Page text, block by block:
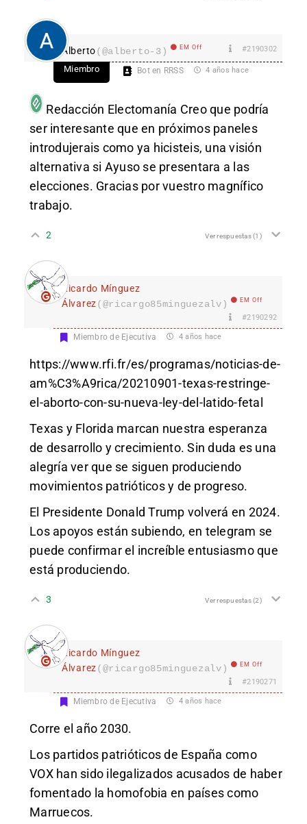
Alberto(@alberto-3) EM Off #2190302
Miembro Bot en RRSS 4 años hace
Redacción Electomanía Creo que podría
ser interesante que en próximos paneles
introdujerais como ya hicisteis, una visión
alternativa si Ayuso se presentara a las
elecciones. Gracias por vuestro magnífico
trabajo.
2 Ver respuestas(1)
Ricardo Mínguez
Álvarez(@ricargo85minguezalv) EM Off
#2190292
Miembro de Ejecutiva 4 años hace
https://www.rfi.fr/es/programas/noticias-de-
am%C3%A9rica/20210901-texas-restringe-
el-aborto-con-su-nueva-ley-del-latido-fetal
Texas y Florida marcan nuestra esperanza
de desarrollo y crecimiento. Sin duda es una
alegría ver que se siguen produciendo
movimientos patrióticos y de progreso.
El Presidente Donald Trump volverá en 2024.
Los apoyos están subiendo, en telegram se
puede confirmar el increíble entusiasmo que
está produciendo.
3 Ver respuestas(2)
Ricardo Mínguez
Álvarez(@ricargo85minguezalv) EM Off
#2190271
Miembro de Ejecutiva 4 años hace
Corre el año 2030.
Los partidos patrióticos de España como
VOX han sido ilegalizados acusados de haber
fomentado la homofobia en países como
Marruecos.